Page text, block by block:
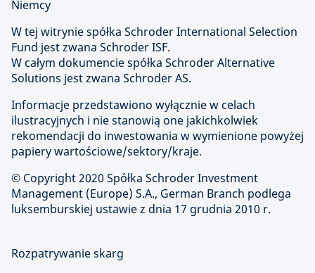
Niemcy
W tej witrynie spółka Schroder International Selection
Fund jest zwana Schroder ISF.
W całym dokumencie spółka Schroder Alternative
Solutions jest zwana Schroder AS.
Informacje przedstawiono wyłącznie w celach
ilustracyjnych i nie stanowią one jakichkolwiek
rekomendacji do inwestowania w wymienione powyżej
papiery wartościowe/sektory/kraje.
© Copyright2020 Spółka Schroder Investment
Management (Europe) S.A., German Branch podlega
luksemburskiej ustawie z dnia 17 grudnia 2010 r.
Rozpatrywanie skarg